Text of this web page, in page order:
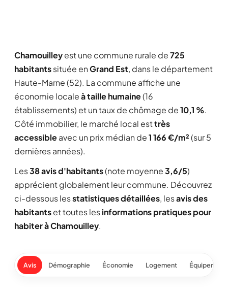
Chamouilleyest une commune rurale de725
habitantssituée enGrand Est, dans le département
Haute-Marne (52). La commune affiche une
économie localeà taille humaine(16
établissements) et un taux de chômage de10,1 %.
Côté immobilier, le marché local esttrès
accessibleavec un prix médian de1 166 €/m²(sur 5
dernières années).
Les38 avis d'habitants(note moyenne3,6/5)
apprécient globalement leur commune. Découvrez
ci-dessous lesstatistiques détaillées, lesavis des
habitantset toutes lesinformations pratiques pour
habiter à Chamouilley.
Avis Démographie Économie Logement